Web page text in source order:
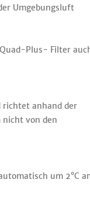
Umgebungsluft
Plus- Filter
richtet anhand der
nicht von den
um 2°C